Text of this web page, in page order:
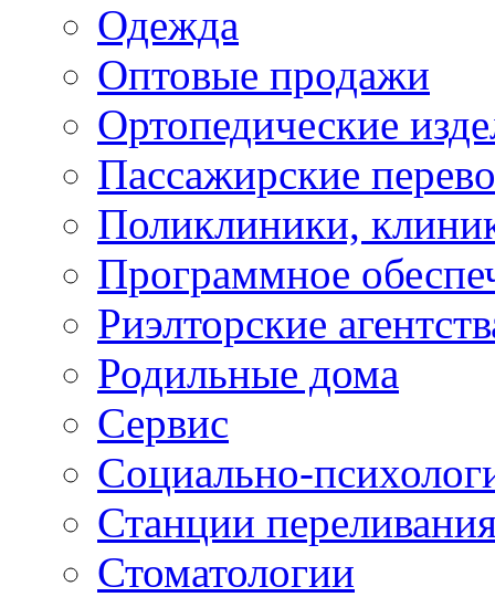
Одежда
Оптовые продажи
Ортопедические
Пассажирские
Поликлиники,
Программное
Риэлторские
Родильные дома
Сервис
Социально-
Станции
Стоматологии